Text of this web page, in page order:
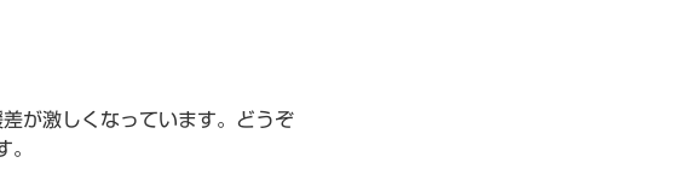
が激しくなっています。どうぞ
。